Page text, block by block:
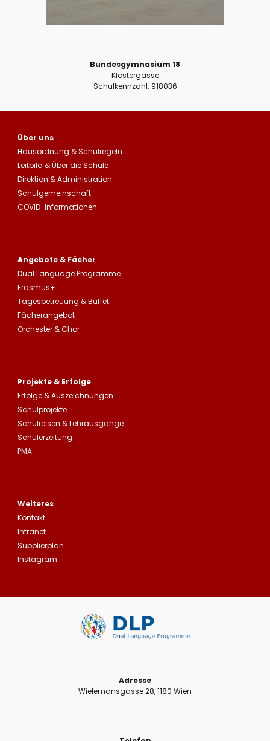
Bundesgymnasium 18
Klostergasse
Schulkennzahl: 918036
Über uns
Hausordnung &Schulregeln
Leitbild&Über die Schule
Direktion & Administration
Schulgemeinschaft
COVID-Informationen
Angebote & Fächer
Dual Language Programme
Erasmus+
Tagesbetreuung &Buffet
Fächerangebot
Orchester & Chor
Projekte & Erfolge
Erfolge &Auszeichnungen
Schulprojekte
Schulreisen &Lehrausgänge
Schülerzeitung
PMA
Weiteres
Kontakt
Intranet
Supplierplan
Instagram
Adresse
Wielemansgasse 28, 1180 Wien